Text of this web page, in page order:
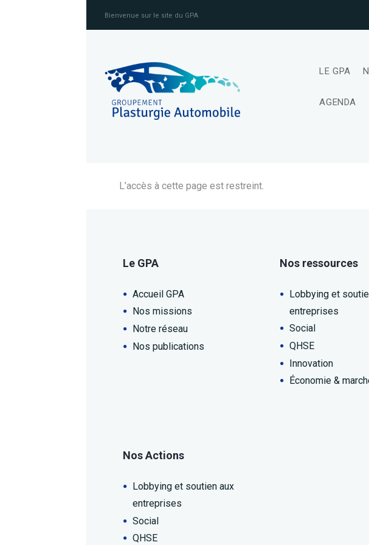
Bienvenue sur le site du GPA
LE GPA
AGENDA
L’accès à cette page est restreint.
Le GPA
Accueil GPA
Nos missions
Notre réseau
Nos publications
Nos ressources
Lobbying et
entreprises
Social
QHSE
Innovation
Économie &
Nos Actions
Lobbying et soutien aux
entreprises
Social
QHSE